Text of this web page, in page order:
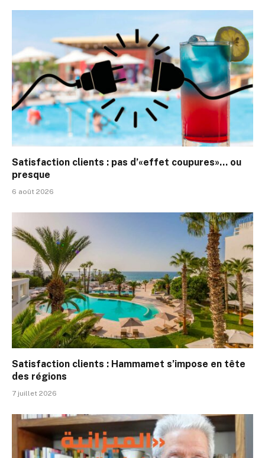
Satisfaction clients : pas d’«effet coupures»… ou
presque
6 août 2026
Satisfaction clients : Hammamet s’impose en tête
des régions
7 juillet 2026